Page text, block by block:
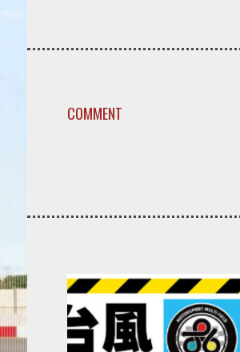
COMMENT